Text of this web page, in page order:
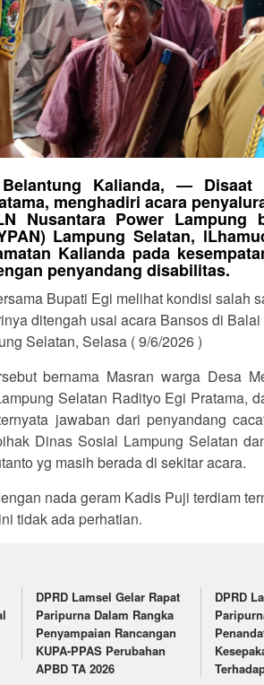
Kalianda, — Disaat
menghadiri acara
Nusantara Power Lampung
Lampung Selatan,
Kalianda pada
penyandang disabilitas.
Bupati Egi melihat kondisi salah
ditengah usai acara Bansos di
Selatan, Selasa ( 9/6/2026 )
bernama Masran warga Desa
Selatan Radityo Egi Pratama,
jawaban dari penyandang
Dinas Sosial Lampung Selatan
yg masih berada di sekitar acara.
nada geram Kadis Puji terdiam
tidak ada perhatian.
DPRD Lamsel Gelar Rapat
Paripurna Dalam Rangka
Penyampaian Rancangan
KUPA-PPAS Perubahan
APBD TA 2026
DPRD